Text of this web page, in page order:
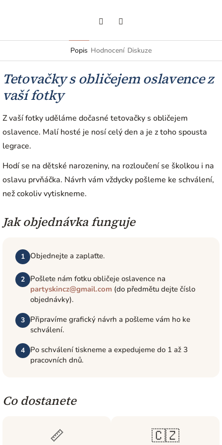
Popis Hodnocení Diskuze
Tetovačky s obličejem oslavence z
vaší fotky
Z vaší fotky uděláme dočasné tetovačky s obličejem
oslavence. Malí hosté je nosí celý den a je z toho spousta
legrace.
Hodí se na dětské narozeniny, na rozloučení se školkou i na
oslavu prvňáčka. Návrh vám vždycky pošleme ke schválení,
než cokoliv vytiskneme.
Jak objednávka funguje
1 Objednejte a zaplaťte.
2
Pošlete nám fotku obličeje oslavence na
partyskincz@gmail.com (do předmětu dejte číslo
objednávky).
3
Připravíme grafický návrh a pošleme vám ho ke
schválení.
4
Po schválení tiskneme a expedujeme do 1 až 3
pracovních dnů.
Co dostanete
📏 🇨🇿